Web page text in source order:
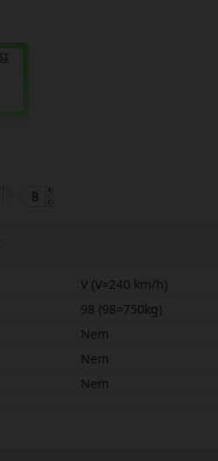
V (V=240 km/h)
98 (98=750kg)
Nem
Nem
Nem